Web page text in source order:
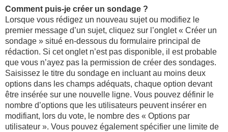
Comment puis-je créer un sondage ?
Lorsque vous rédigez un nouveau sujet ou modifiez le
premier message d’un sujet, cliquez sur l’onglet « Créer un
sondage » situé en-dessous du formulaire principal de
rédaction. Si cet onglet n’est pas disponible, il est probable
que vous n’ayez pas la permission de créer des sondages.
Saisissez le titre du sondage en incluant au moins deux
options dans les champs adéquats, chaque option devant
être insérée sur une nouvelle ligne. Vous pouvez définir le
nombre d’options que les utilisateurs peuvent insérer en
modifiant, lors du vote, le nombre des « Options par
utilisateur ». Vous pouvez également spécifier une limite de